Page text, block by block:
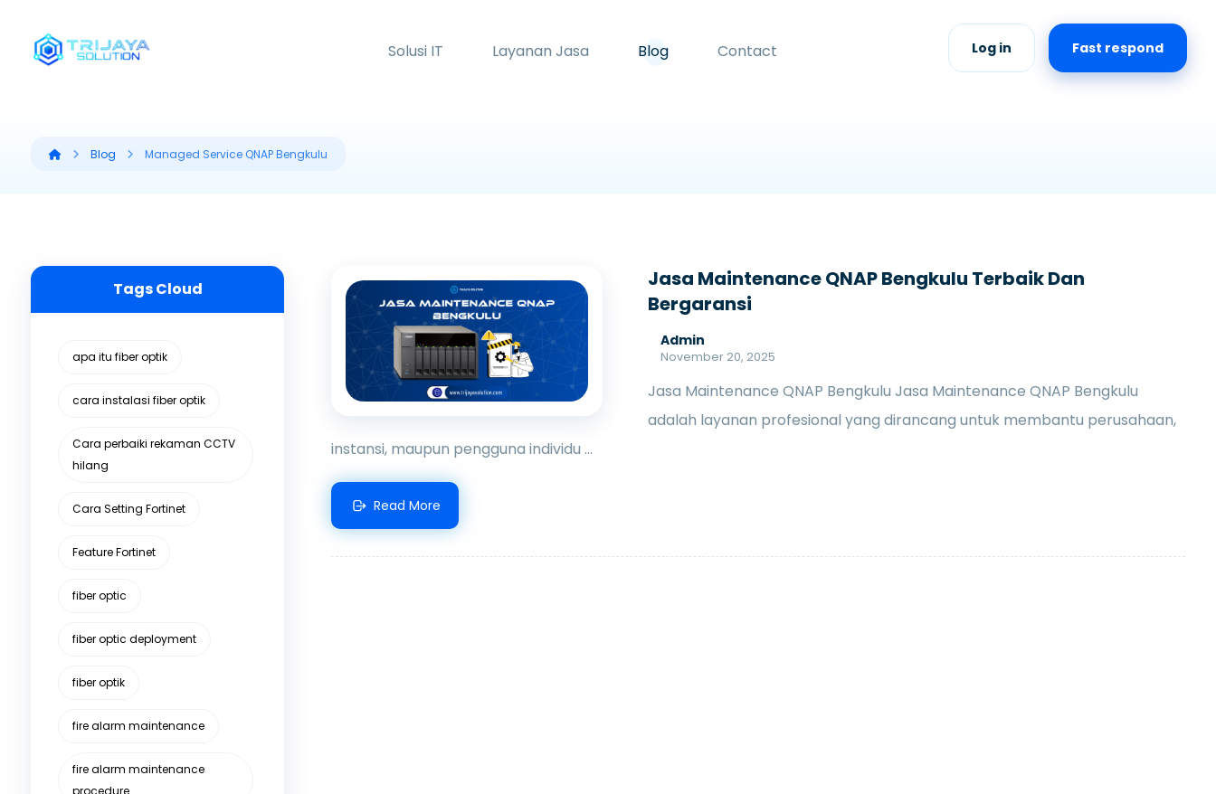
Solusi IT Layanan Jasa Blog Contact Fast respond
Log in
Blog Managed Service QNAP Bengkulu
Jasa Maintenance QNAP Bengkulu Terbaik Dan
Bergaransi
Admin
November 20, 2025
Jasa Maintenance QNAP Bengkulu Jasa Maintenance QNAP Bengkulu
adalah layanan profesional yang dirancang untuk membantu perusahaan,
instansi, maupun pengguna individu ...
Read More
Tags Cloud
apa itu fiber optik
cara instalasi fiber optik
Cara perbaiki rekaman CCTV
hilang
Cara Setting Fortinet
Feature Fortinet
fiber optic
fiber optic deployment
fiber optik
fire alarm maintenance
fire alarm maintenance
procedure